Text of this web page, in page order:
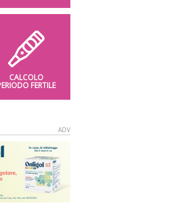
CALCOLO
FERTILE